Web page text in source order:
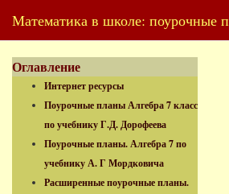
Математика в школе: поурочные
Оглавление
Интернет ресурсы
Поурочные планы Алгебра 7 класс
по учебнику Г.Д. Дорофеева
Поурочные планы. Алгебра 7 по
учебнику А. Г Мордковича
Расширенные поурочные планы.